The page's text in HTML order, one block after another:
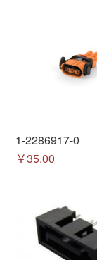
1-2286917-0
￥35.00